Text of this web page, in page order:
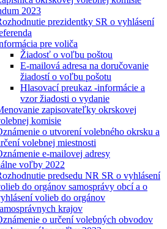
2023
prezidentky SR o vyhlásení
pre voliča
Žiadosť o voľbu poštou
E-mailová adresa na doručovanie
žiadostí o voľbu pošotu
Hlasovací preukaz -informácie a
vzor žiadosti o vydanie
zapisovateľky okrskovej
komisie
o utvorení volebného okrsku a
volebnej miestnosti
e-mailovej adresy
voľby 2022
predsedu NR SR o vyhlásení
do orgánov samosprávy obcí a o
volieb do orgánov
krajov
o určení volebných obvodov